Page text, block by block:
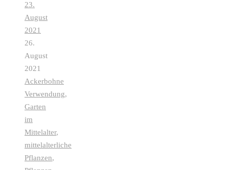
23.
August
2021
26.
August
2021
Ackerbohne
Verwendung,
Garten
im
Mittelalter,
mittelalterliche
Pflanzen,